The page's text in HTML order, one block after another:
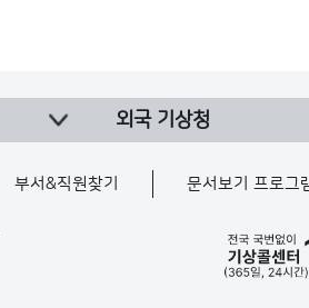
외국 기상청
부서&직원찾기 문서보기 프로그